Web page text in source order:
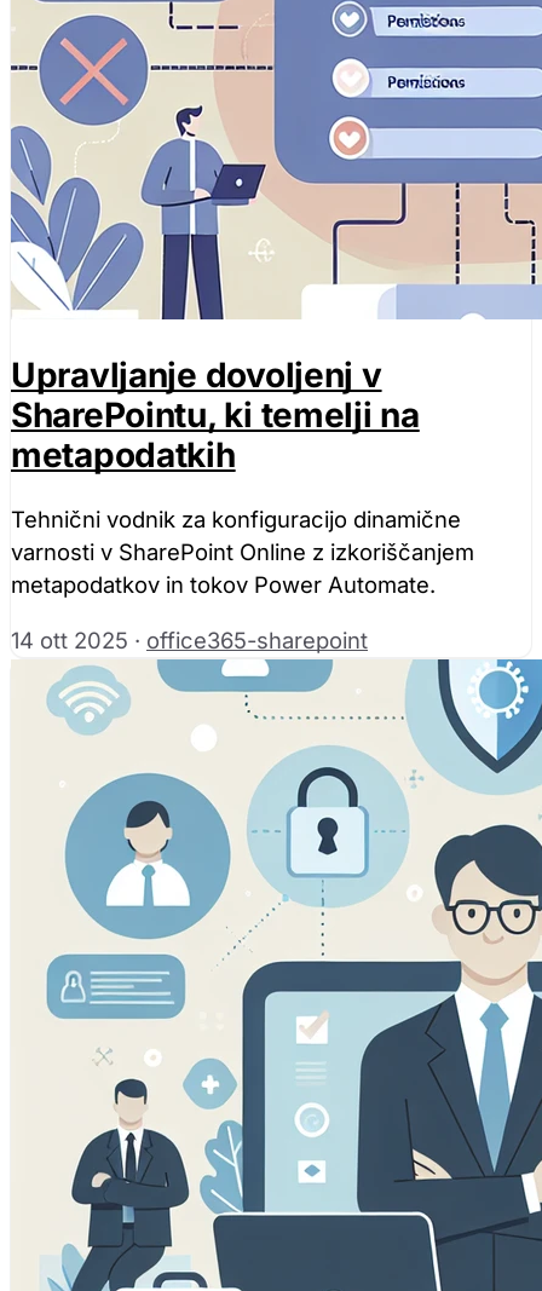
Upravljanje dovoljenj v
SharePointu, ki temelji na
metapodatkih
Tehnični vodnik za konfiguracijo dinamične
varnosti v SharePoint Online z izkoriščanjem
metapodatkov in tokov Power Automate.
14 ott 2025 · office365-sharepoint
Samo